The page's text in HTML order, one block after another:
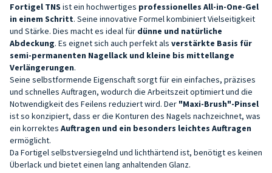
Fortigel TNS ist ein hochwertiges professionelles All-in-One-Gel
in einem Schritt. Seine innovative Formel kombiniert Vielseitigkeit
und Stärke. Dies macht es ideal für dünne und natürliche
Abdeckung. Es eignet sich auch perfekt als verstärkte Basis für
semi-permanenten Nagellack und kleine bis mittellange
Verlängerungen.
Seine selbstformende Eigenschaft sorgt für ein einfaches, präzises
und schnelles Auftragen, wodurch die Arbeitszeit optimiert und die
Notwendigkeit des Feilens reduziert wird. Der "Maxi-Brush"-Pinsel
ist so konzipiert, dass er die Konturen des Nagels nachzeichnet, was
ein korrektes Auftragen und ein besonders leichtes Auftragen
ermöglicht.
Da Fortigel selbstversiegelnd und lichthärtend ist, benötigt es keinen
Überlack und bietet einen lang anhaltenden Glanz.